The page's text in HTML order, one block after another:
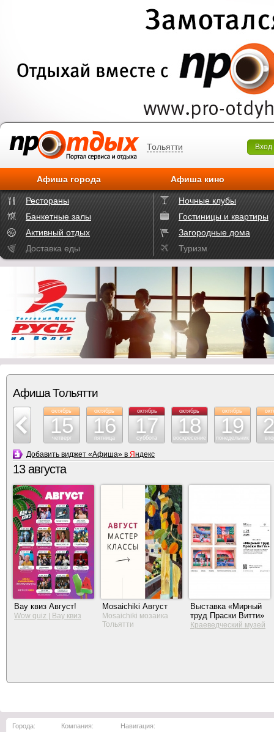
Тольятти Вход
Афиша города Афиша кино
Рестораны
Ночные клубы
Банкетные залы
Гостиницы и квартиры
Активный отдых
Загородные дома
Доставка еды
Туризм
Афиша Тольятти
14
октябрь
15
четверг
октябрь
16
пятница
октябрь
17
суббота
октябрь
18
воскресение
октябрь
19
понедельник
Добавить виджет «Афиша» в Яндекс
13 августа
Вау квиз Август!
Wow quiz | Вау квиз
Mosaichiki Август
Mosaichiki мозаика
Тольятти
Выставка «Мирный
труд Праски Витти»
Краеведческий музей
Города:
Компания:
Навигация: